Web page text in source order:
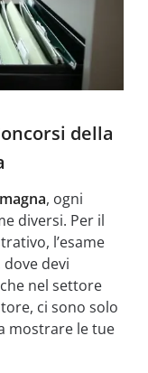
della
, ogni
diversi. Per il
l’esame
devi
nel settore
ci sono solo
mostrare le tue